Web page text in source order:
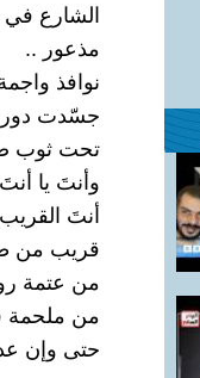
الشارع في
مذعور ..
نوافذ
جسّدت
تحت ثوب
وأنتَ يا أنتَ
أنتَ
قريب من
من عتمة
من ملحمة
حتى وإن